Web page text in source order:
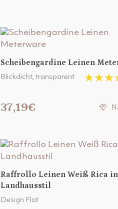
Scheibengardine Leinen
Blickdicht, transparent
37,19€
Raffrollo Leinen Weiß Rica
Landhausstil
Design Flat